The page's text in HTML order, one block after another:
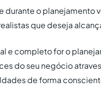
durante o planejamento
que deseja
e completo for o
do seu negócio
de forma